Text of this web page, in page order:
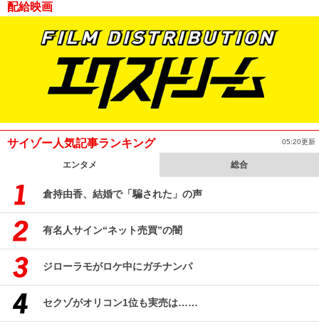
配給映画
サイゾー人気記事ランキング 05:20更新
エンタメ 総合
倉持由香、結婚で「騙された」の声
有名人サイン“ネット売買”の闇
ジローラモがロケ中にガチナンパ
セクゾがオリコン1位も実売は……